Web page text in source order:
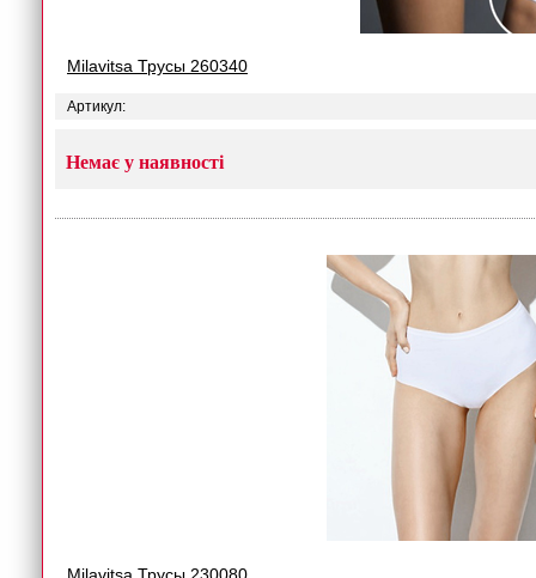
Milavitsa Трусы 260340
Артикул:
Немає у наявності